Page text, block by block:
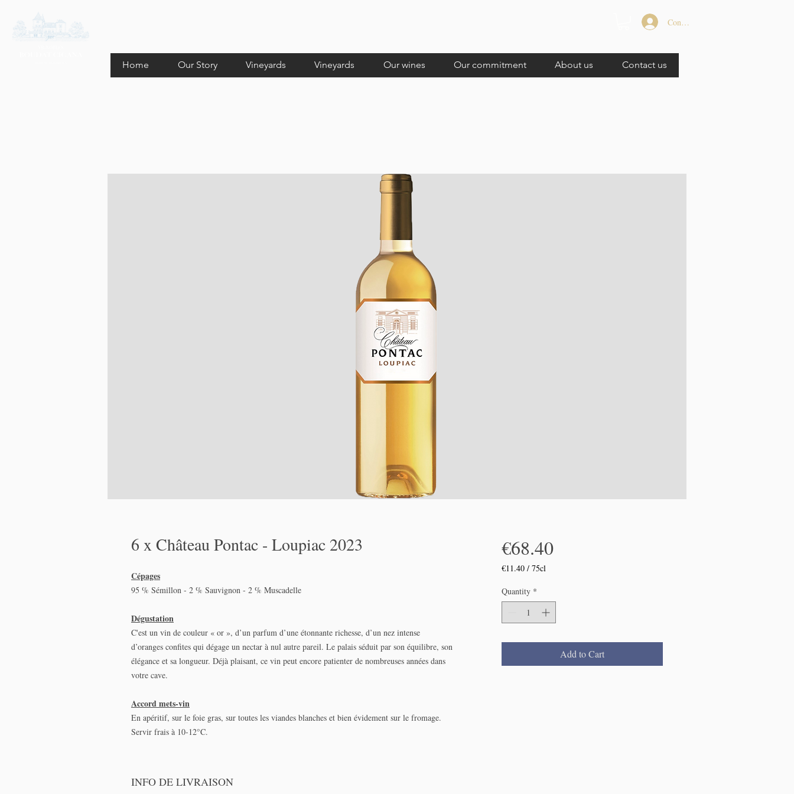
Connexion
Home Our Story Vineyards Vineyards Our wines Our commitment About us Contact us
6 x Château Pontac - Loupiac 2023
Cépages
95 % Sémillon - 2 % Sauvignon - 2 % Muscadelle
Dégustation
C'est un vin de couleur « or », d’un parfum d’une étonnante richesse, d’un nez intense
d’oranges confites qui dégage un nectar à nul autre pareil. Le palais séduit par son équilibre, son
élégance et sa longueur. Déjà plaisant, ce vin peut encore patienter de nombreuses années dans
votre cave.
Accord mets-vin
En apéritif, sur le foie gras, sur toutes les viandes blanches et bien évidement sur le fromage.
Servir frais à 10-12°C.
INFO DE LIVRAISON
€68.40Price
€11.40 / 75cl
per
75
Centiliters
Quantity *
Add to Cart